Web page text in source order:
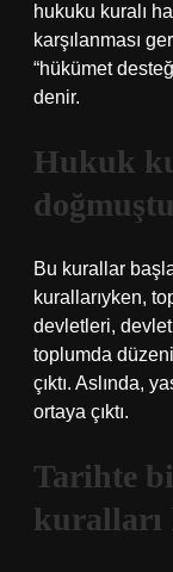
hukuku kuralı
karşılanması
“hükümet
denir.
Hukuk
Bu kurallar
kurallarıyken,
devletleri,
toplumda
çıktı. Aslında,
ortaya çıktı.
Tarihte
kuralları